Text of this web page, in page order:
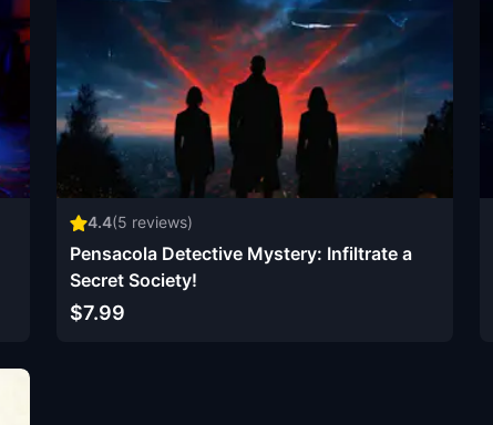
4.4(5 reviews)
Pensacola Detective Mystery: Infiltrate a
Secret Society!
$7.99